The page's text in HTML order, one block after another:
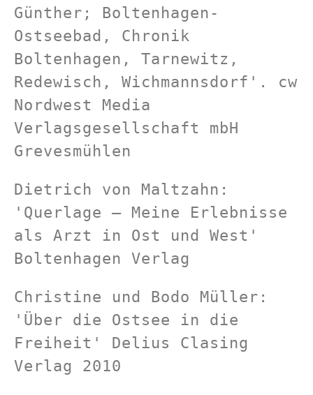
Günther; Boltenhagen-
Ostseebad, Chronik
Boltenhagen, Tarnewitz,
Redewisch, Wichmannsdorf'. cw
Nordwest Media
Verlagsgesellschaft mbH
Grevesmühlen
Dietrich von Maltzahn:
'Querlage – Meine Erlebnisse
als Arzt in Ost und West'
Boltenhagen Verlag
Christine und Bodo Müller:
'Über die Ostsee in die
Freiheit' Delius Clasing
Verlag 2010